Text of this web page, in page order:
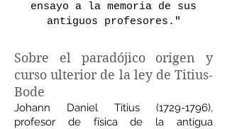
Sobre el paradójico origen y
curso ulterior de la ley de Titius-
Bode
Johann Daniel Titius (1729-1796),
profesor de física de la antigua
ensayo a la memoria de sus
antiguos profesores."